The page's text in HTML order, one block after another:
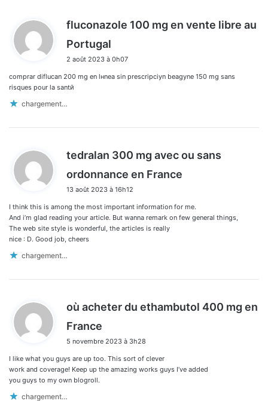
fluconazole 100 mg en vente libre au
Portugal
t
2 août 2023 à 0h07
comprar diflucan 200 mg en lнnea sin prescripciуn beagyne 150 mg sans
risques pour la santй
chargement…
tedralan 300 mg avec ou sans
ordonnance en France
:
13 août 2023 à 16h12
I think this is among the most important information for me.
And i’m glad reading your article. But wanna remark on few general things,
The web site style is wonderful, the articles is really
nice : D. Good job, cheers
chargement…
où acheter du ethambutol 400 mg en
France
t
:
5 novembre 2023 à 3h28
I like what you guys are up too. This sort of clever
work and coverage! Keep up the amazing works guys I’ve added
you guys to my own blogroll.
chargement…